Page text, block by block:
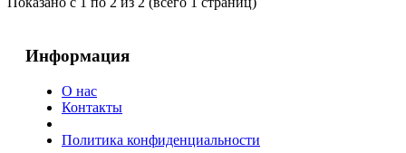
Информация
О нас
Контакты
Политика конфиденциальности